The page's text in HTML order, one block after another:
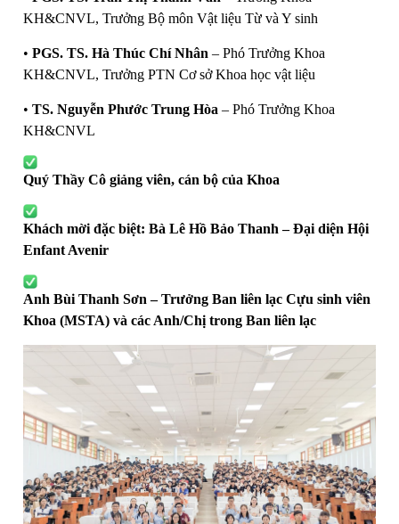
KH&CNVL, Trưởng Bộ môn Vật liệu Từ và Y sinh
•PGS. TS. Hà Thúc Chí Nhân– Phó Trưởng Khoa
KH&CNVL, Trưởng PTN Cơ sở Khoa học vật liệu
•TS. Nguyễn Phước Trung Hòa– Phó Trưởng Khoa
KH&CNVL
Quý Thầy Cô giảng viên, cán bộ của Khoa
Khách mời đặc biệt: Bà Lê Hồ Bảo Thanh – Đại diện Hội
Enfant Avenir
Anh Bùi Thanh Sơn – Trưởng Ban liên lạc Cựu sinh viên
Khoa (MSTA) và các Anh/Chị trong Ban liên lạc